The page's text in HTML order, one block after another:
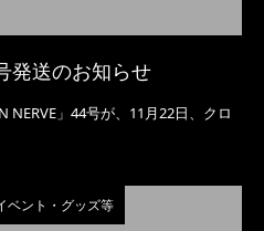
発送のお知らせ
NERVE」44号が、11月22日、クロ
ベント・グッズ等